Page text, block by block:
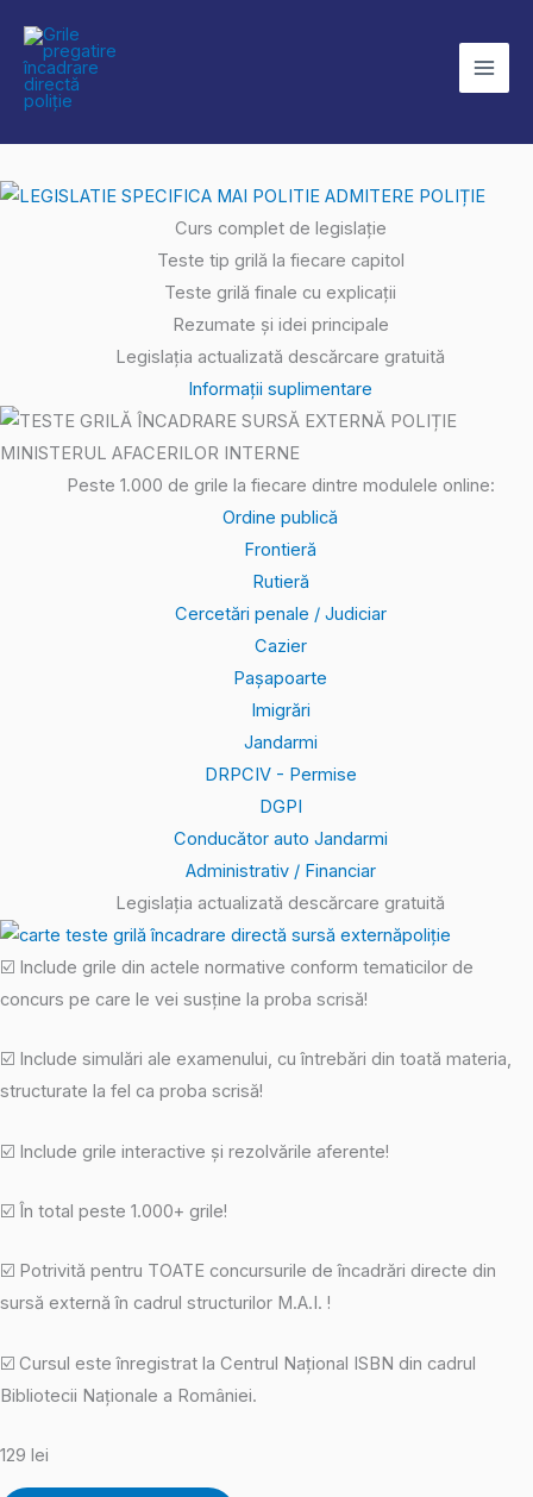
content
Curs complet de legislație
Teste tip grilă la fiecare capitol
Teste grilă finale cu explicații
Rezumate și idei principale
Legislația actualizată descărcare gratuită
Informații suplimentare
Peste 1.000 de grile la fiecare dintre modulele online:
Ordine publică
Frontieră
Rutieră
Cercetări penale / Judiciar
Cazier
Pașapoarte
Imigrări
Jandarmi
DRPCIV - Permise
DGPI
Conducător auto Jandarmi
Administrativ / Financiar
Legislația actualizată descărcare gratuită
☑️ Include grile din actele normative conform tematicilor de
concurs pe care le vei susține la proba scrisă!
☑️ Include simulări ale examenului, cu întrebări din toată materia,
structurate la fel ca proba scrisă!
☑️ Include grile interactive și rezolvările aferente!
☑️ În total peste 1.000+ grile!
☑️ Potrivită pentru TOATE concursurile de încadrări directe din
sursă externă în cadrul structurilor M.A.I. !
☑️ Cursul este înregistrat la Centrul Național ISBN din cadrul
Bibliotecii Naționale a României.
129 lei